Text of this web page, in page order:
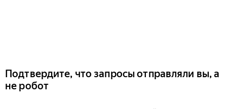
Подтвердите, что запросы отправляли вы, а
не робот